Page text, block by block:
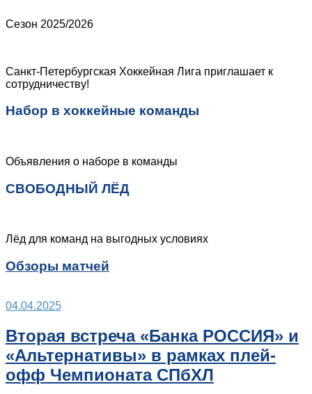
Сезон 2025/2026
Санкт-Петербургская Хоккейная Лига приглашает к
сотрудничеству!
Набор в хоккейные команды
Объявления о наборе в команды
СВОБОДНЫЙ ЛЁД
Лёд для команд на выгодных условиях
Обзоры матчей
04.04.2025
Вторая встреча «Банка РОССИЯ» и
«Альтернативы» в рамках плей-
офф Чемпионата СПбХЛ